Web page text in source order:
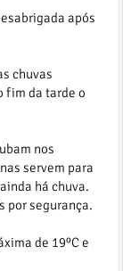
após
chuvas
fim da tarde o
nos
servem para
há chuva.
por segurança.
de 19ºC e